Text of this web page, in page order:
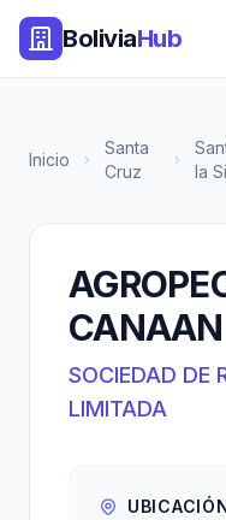
BoliviaHub
Inicio
Santa
Cruz
la
SOCIEDAD DE
LIMITADA